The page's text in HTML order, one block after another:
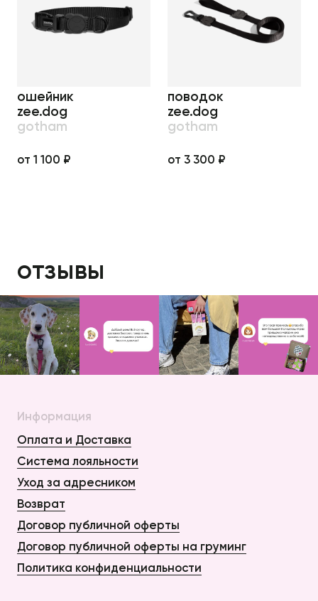
ошейник
zee.dog
gotham
от 1 100 ₽
поводок
zee.dog
gotham
от 3 300 ₽
отзывы
Информация
Оплата и Доставка
Система лояльности
Уход за адресником
Возврат
Договор публичной оферты
Договор публичной оферты на груминг
Политика конфиденциальности